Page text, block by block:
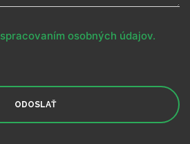
spracovaním osobných údajov.